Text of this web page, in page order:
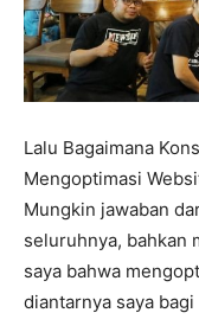
Lalu Bagaimana
Mengoptimasi
Mungkin jawaban
seluruhnya, bahkan
saya bahwa
diantarnya saya bagi